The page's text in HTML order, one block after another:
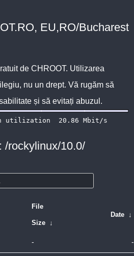
EU,RO/Bucharest
de CHROOT. Utilizarea
nu un drept. Vă rugăm să
și să evitați abuzul.
/rockylinux/10.0/
File
Size ↓
Date ↓
- -